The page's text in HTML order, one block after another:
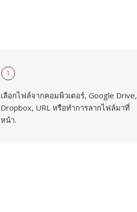
1
เลือกไฟล์จากคอมพิวเตอร์, Google Drive,
Dropbox, URL หรือทำการลากไฟล์มาที่
หน้า.